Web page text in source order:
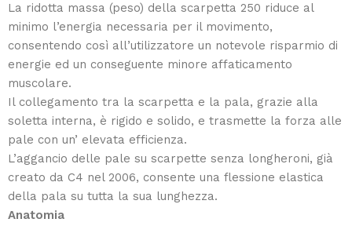
La ridotta massa (peso) della scarpetta 250 riduce al
minimo l’energia necessaria per il movimento,
consentendo così all’utilizzatore un notevole risparmio di
energie ed un conseguente minore affaticamento
muscolare.
Il collegamento tra la scarpetta e la pala, grazie alla
soletta interna, è rigido e solido, e trasmette la forza alle
pale con un’ elevata efficienza.
L’aggancio delle pale su scarpette senza longheroni, già
creato da C4 nel 2006, consente una flessione elastica
della pala su tutta la sua lunghezza.
Anatomia